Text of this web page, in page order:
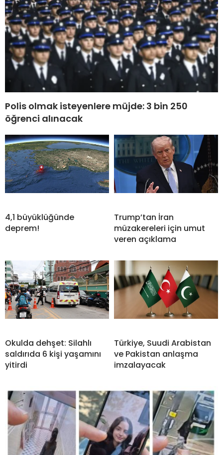
Polis olmak isteyenlere müjde: 3 bin 250
öğrenci alınacak
4,1 büyüklüğünde
deprem!
Trump’tan İran
müzakereleri için umut
veren açıklama
Okulda dehşet: Silahlı
saldırıda 6 kişi yaşamını
yitirdi
Türkiye, Suudi Arabistan
ve Pakistan anlaşma
imzalayacak